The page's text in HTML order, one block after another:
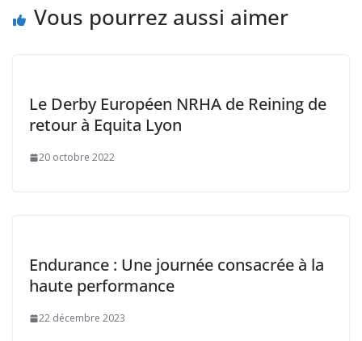
Vous pourrez aussi aimer
Le Derby Européen NRHA de Reining de
retour à Equita Lyon
20 octobre 2022
Endurance : Une journée consacrée à la
haute performance
22 décembre 2023